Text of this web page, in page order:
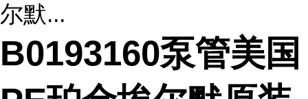
尔默...
B0193160泵管美国